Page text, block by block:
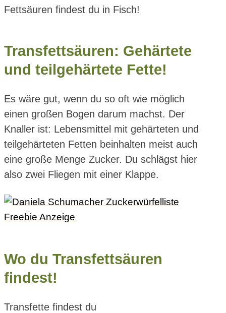
Fettsäuren findest du in Fisch!
Transfettsäuren: Gehärtete
und teilgehärtete Fette!
Es wäre gut, wenn du so oft wie möglich
einen großen Bogen darum machst. Der
Knaller ist: Lebensmittel mit gehärteten und
teilgehärteten Fetten beinhalten meist auch
eine große Menge Zucker. Du schlägst hier
also zwei Fliegen mit einer Klappe.
Wo du Transfettsäuren
findest!
Transfette findest du